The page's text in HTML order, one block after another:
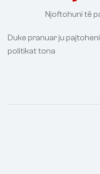
Njoftohuni të
Duke pranuar ju
politikat tona